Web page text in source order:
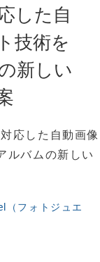
した自
技術を
新しい
応した自動画像
ルバムの新しい
フォトジュエ